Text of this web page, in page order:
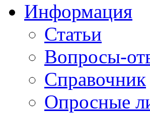
Информация
Статьи
Вопросы-
Справочник
Опросные